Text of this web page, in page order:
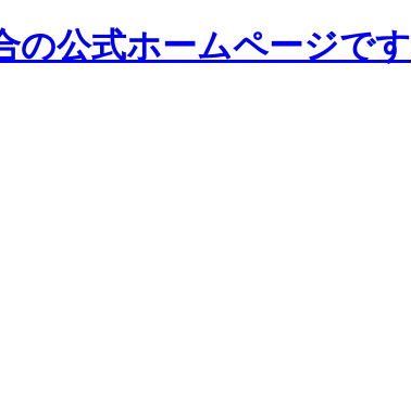
の公式ホームページです